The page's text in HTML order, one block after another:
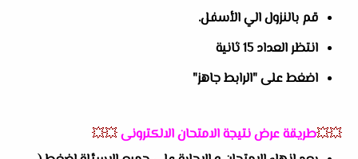
قم بالنزول الي الأسفل.
انتظر العداد 15 ثانية
اضغط على "الرابط جاهز"
💥💥طريقة عرض نتيجة الامتحان الالكترونى💥💥